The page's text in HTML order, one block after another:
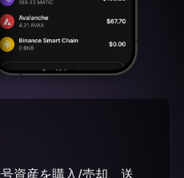
資産を購入/売却、送